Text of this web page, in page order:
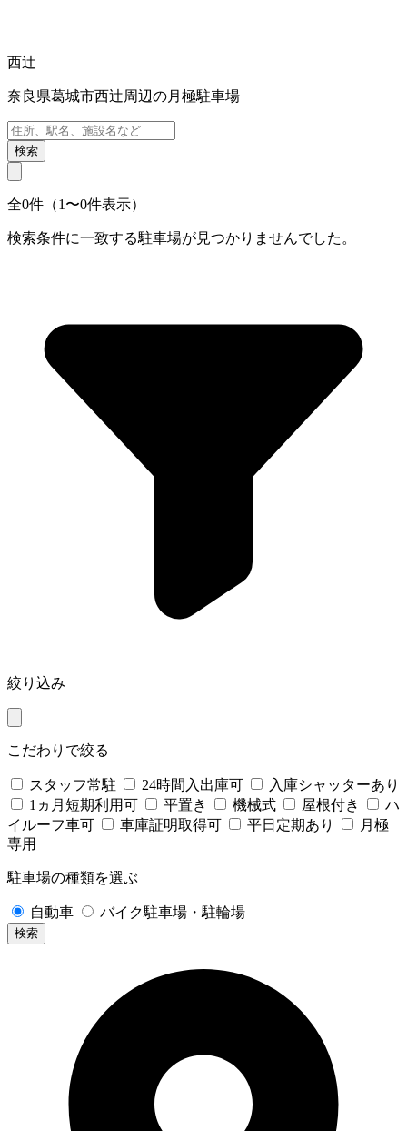
西辻
奈良県葛城市西辻周辺の月極駐車場
検索
全0件（1〜0件表示）
検索条件に一致する駐車場が見つかりませんでした。
絞り込み
こだわりで絞る
スタッフ常駐 24時間入出庫可
入庫シャッターあり
1ヵ月短期利用可
平置き 機械式 屋根付き
ハ
イルーフ車可
車庫証明取得可 平日定期あり
月極
専用
駐車場の種類を選ぶ
自動車 バイク駐車場・駐輪場
検索